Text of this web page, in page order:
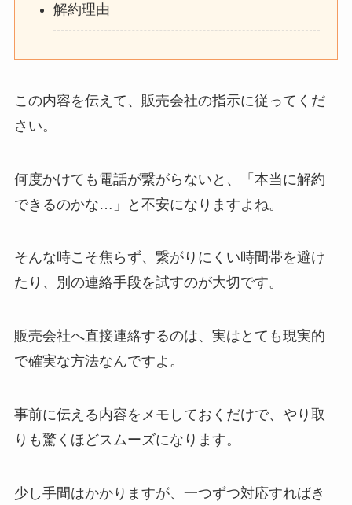
解約理由
この内容を伝えて、販売会社の指示に従ってくだ
さい。
何度かけても電話が繋がらないと、「本当に解約
できるのかな…」と不安になりますよね。
そんな時こそ焦らず、繋がりにくい時間帯を避け
たり、別の連絡手段を試すのが大切です。
販売会社へ直接連絡するのは、実はとても現実的
で確実な方法なんですよ。
事前に伝える内容をメモしておくだけで、やり取
りも驚くほどスムーズになります。
少し手間はかかりますが、一つずつ対応すればき